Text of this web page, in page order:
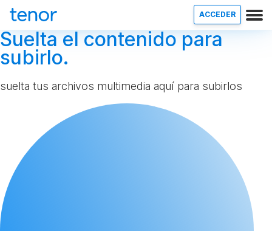
ACCEDER
Suelta el contenido para
subirlo.
suelta tus archivos multimedia aquí para subirlos